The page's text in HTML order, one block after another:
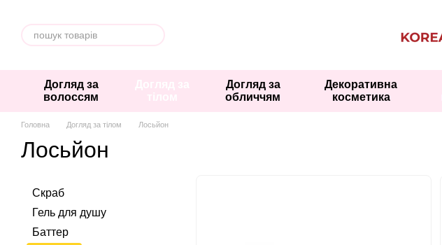
Догляд за
волоссям
Догляд за
обличчям
Декоративна
косметика
Головна Догляд за тілом Лосьйон
Лосьйон
Скраб
Гель для душу
Баттер